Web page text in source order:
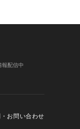
報配信中
お問い合わせ